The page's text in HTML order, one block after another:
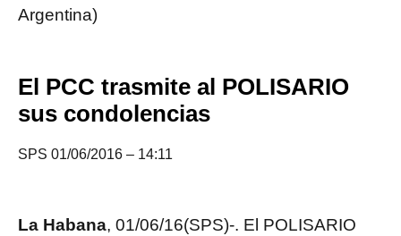
Argentina)
El PCC trasmite al POLISARIO
sus condolencias
SPS 01/06/2016 – 14:11
La Habana, 01/06/16(SPS)-. El POLISARIO